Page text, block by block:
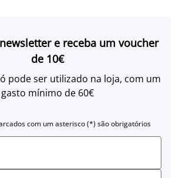
e receba um voucher
de 10€
pode ser utilizado na loja, com um
gasto mínimo de 60€
com um asterisco (*) são obrigatórios